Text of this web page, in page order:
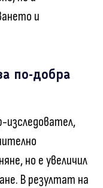
и
по-добра
изследовател,
но е увеличил
В резултат на